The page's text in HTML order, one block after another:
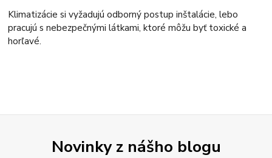
Klimatizácie si vyžadujú odborný postup inštalácie, lebo
pracujú s nebezpečnými látkami, ktoré môžu byť toxické a
horľavé.
Novinky z nášho blogu